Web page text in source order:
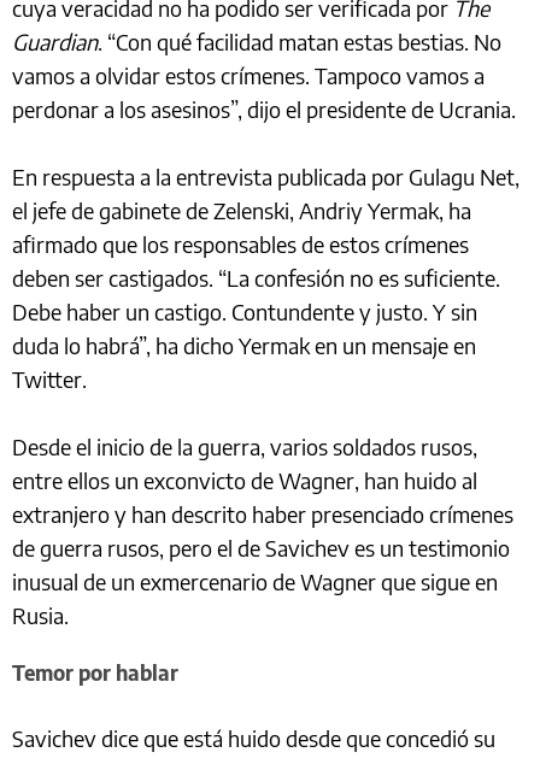
cuya veracidad no ha podido ser verificada por The
Guardian. “Con qué facilidad matan estas bestias. No
vamos a olvidar estos crímenes. Tampoco vamos a
perdonar a los asesinos”, dijo el presidente de Ucrania.
En respuesta a la entrevista publicada por Gulagu Net,
el jefe de gabinete de Zelenski, Andriy Yermak, ha
afirmado que los responsables de estos crímenes
deben ser castigados. “La confesión no es suficiente.
Debe haber un castigo. Contundente y justo. Y sin
duda lo habrá”, ha dicho Yermak en un mensaje en
Twitter.
Desde el inicio de la guerra, varios soldados rusos,
entre ellos un exconvicto de Wagner, han huido al
extranjero y han descrito haber presenciado crímenes
de guerra rusos, pero el de Savichev es un testimonio
inusual de un exmercenario de Wagner que sigue en
Rusia.
Temor por hablar
Savichev dice que está huido desde que concedió su